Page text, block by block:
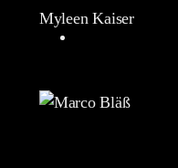
Myleen Kaiser